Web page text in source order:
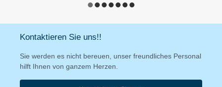
Kontaktieren Sie uns!!
Sie werden es nicht bereuen, unser freundliches Personal
hilft Ihnen von ganzem Herzen.